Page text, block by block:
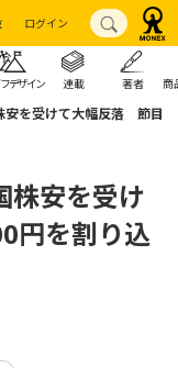
ログイン
デザイン 連載 著者 商
安を受けて大幅反落 節目
株安を受け
円を割り込